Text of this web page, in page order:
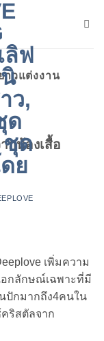
วแต่งงาน
กห้องเสื้อ
เพิ่มความ
อกลักษณ์เฉพาะที่มี
ปักมากถึง4คนใน
ริสตัลจาก